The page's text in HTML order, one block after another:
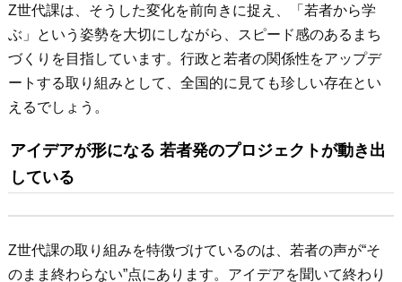
Z世代課は、そうした変化を前向きに捉え、「若者から学
ぶ」という姿勢を大切にしながら、スピード感のあるまち
づくりを目指しています。行政と若者の関係性をアップデ
ートする取り組みとして、全国的に見ても珍しい存在とい
えるでしょう。
アイデアが形になる 若者発のプロジェクトが動き出
している
Z世代課の取り組みを特徴づけているのは、若者の声が“そ
のまま終わらない”点にあります。アイデアを聞いて終わり